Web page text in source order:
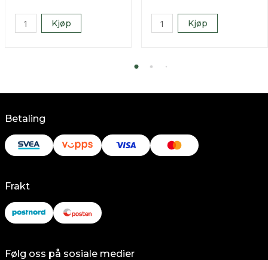
Kjøp Kjøp
Betaling
Frakt
Følg oss på sosiale medier